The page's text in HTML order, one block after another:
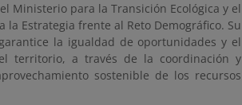
Ministerio para la Transición Ecológica y el
Estrategia frente al Reto Demográfico. Su
la igualdad de oportunidades y el
territorio, a través de la coordinación y
sostenible de los recursos